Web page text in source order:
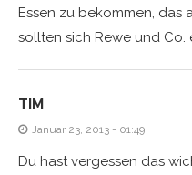
Essen zu bekommen, das
sollten sich Rewe und Co.
TIM
Januar 23, 2013 - 01:49
Du hast vergessen das